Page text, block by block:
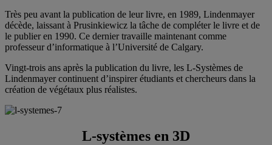
Très peu avant la publication de leur livre, en 1989, Lindenmayer
décède, laissant à Prusinkiewicz la tâche de compléter le livre et de
le publier en 1990. Ce dernier travaille maintenant comme
professeur d’informatique à l’Université de Calgary.
Vingt-trois ans après la publication du livre, les L-Systèmes de
Lindenmayer continuent d’inspirer étudiants et chercheurs dans la
création de végétaux plus réalistes.
L-systèmes en 3D